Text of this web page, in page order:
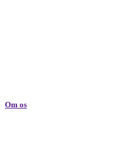
Om os